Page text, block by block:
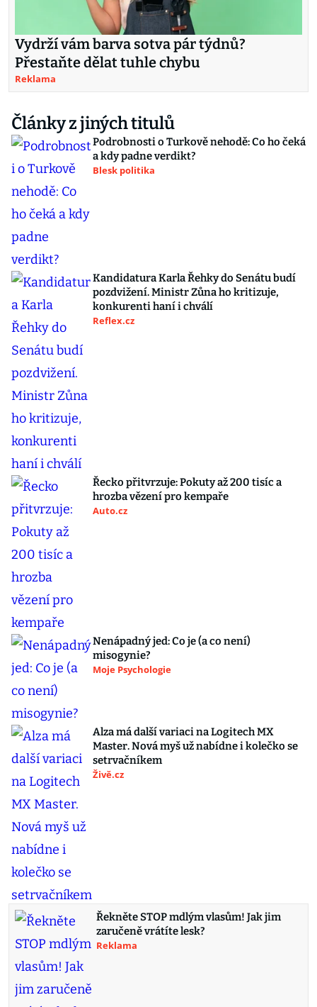
Vydrží vám barva sotva pár týdnů?
Přestaňte dělat tuhle chybu
Reklama
Články z jiných titulů
Podrobnosti o Turkově nehodě: Co ho čeká
a kdy padne verdikt?
Blesk politika
Kandidatura Karla Řehky do Senátu budí
pozdvižení. Ministr Zůna ho kritizuje,
konkurenti haní i chválí
Reflex.cz
Řecko přitvrzuje: Pokuty až 200 tisíc a
hrozba vězení pro kempaře
Auto.cz
Nenápadný jed: Co je (a co není)
misogynie?
Moje Psychologie
Alza má další variaci na Logitech MX
Master. Nová myš už nabídne i kolečko se
setrvačníkem
Živě.cz
Řekněte STOP mdlým vlasům! Jak jim
zaručeně vrátíte lesk?
Reklama